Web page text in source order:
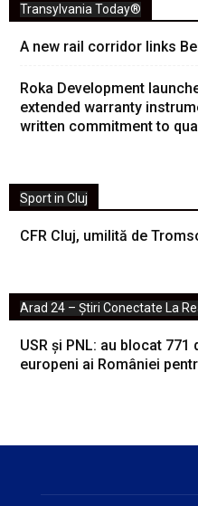
Transylvania Today®
A new rail corridor links
Roka Development
extended warranty
written commitment to
Sport in Cluj
CFR Cluj, umilită de
Arad 24 – Știri Conectate La
USR și PNL: au blocat
europeni ai României